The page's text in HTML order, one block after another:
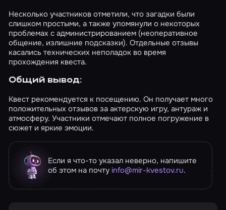
Несколько участников отметили, что загадки были
слишком простыми, а также упомянули о некоторых
проблемах с администрированием (неоперативное
общение, излишние подсказки). Отдельные отзывы
касались технических неполадок во время
прохождения квеста.
Общий вывод:
Квест рекомендуется к посещению. Он получает много
положительных отзывов за актерскую игру, антураж и
атмосферу. Участники отмечают полное погружение в
сюжет и яркие эмоции.
Если я что-то указал неверно, напишите
об этом на почту info@mir-kvestov.ru.